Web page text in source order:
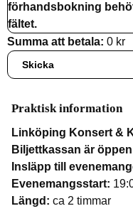
förhandsbokning
fältet.
Summa att betala: 0 kr
Skicka
Praktisk information
Linköping Konsert &
Biljettkassan är
Insläpp till
Evenemangsstart:
Längd: ca 2 timmar